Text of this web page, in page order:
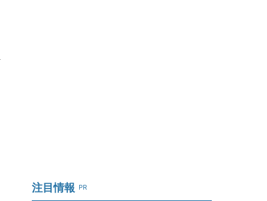
注目情報 PR